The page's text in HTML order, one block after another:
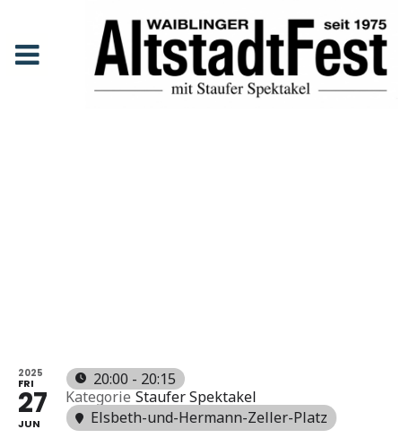
Festzug zur Brühlwiese
Anfang Events Festzug zur Brühlwiese
2025
FRI
27
JUN
20:00 - 20:15
Kategorie Staufer Spektakel
Elsbeth-und-Hermann-Zeller-Platz